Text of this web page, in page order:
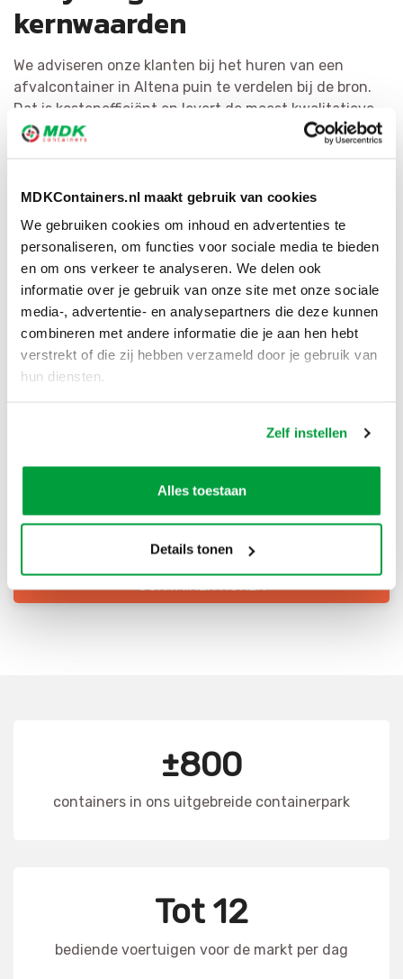
MDKContainers.nl maakt gebruik van cookies
We gebruiken cookies om inhoud en advertenties te
personaliseren, om functies voor sociale media te bieden
en om ons verkeer te analyseren. We delen ook
informatie over je gebruik van onze site met onze sociale
media-, advertentie- en analysepartners die deze kunnen
combineren met andere informatie die je aan hen hebt
verstrekt of die zij hebben verzameld door je gebruik van
hun diensten.
Zelf instellen
Alles toestaan
Details tonen
kernwaarden
We adviseren onze klanten bij het huren van een
afvalcontainer in Altena puin te verdelen bij de bron.
Dat is kostenefficiënt en levert de meest kwalitatieve
materialen op. Het hergebruiken van afval is voor MDK
als secundaire bouwstof. Door ons ruime netwerk
hebben wij voor elke afvalsoort de juiste bestemming.
Bestel direct je container
Snelle levering
Goede kwaliteit
CONTAINER HUREN
±800
containers in ons uitgebreide containerpark
Tot 12
bediende voertuigen voor de markt per dag